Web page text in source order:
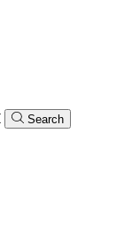
Search